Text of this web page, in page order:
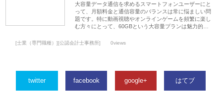
大容量データ通信を求めるスマートフォンユーザーにと
って、月額料金と通信容量のバランスは常に悩ましい問
題です。特に動画視聴やオンラインゲームを頻繁に楽し
む方々にとって、60GBという大容量プランは魅力的…
[士業（専門職種）][公認会計士事務所] 0views
twitter facebook google+ はてブ